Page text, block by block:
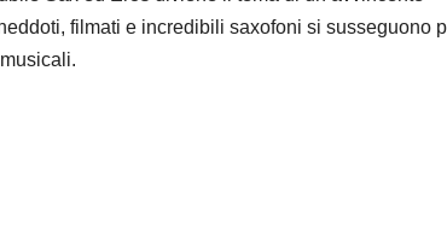
filmati e incredibili saxofoni si susseguono